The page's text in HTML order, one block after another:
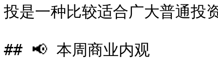
投是一种比较适合广大普通投
## 📢 本周商业内观